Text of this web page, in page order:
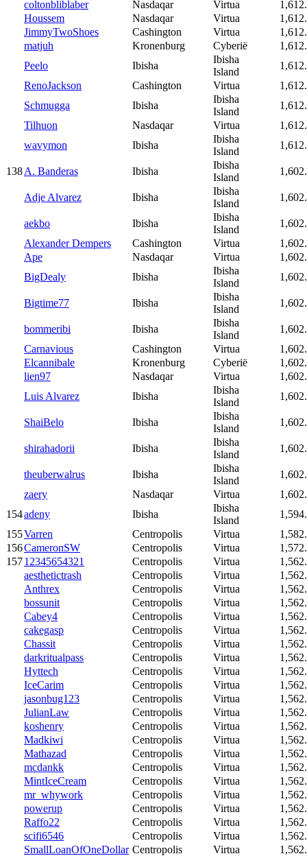
coltonbliblaber
Nasdaqar Virtua
Houssem
Nasdaqar Virtua
JimmyTwoShoes
Cashington Virtua
matjuh
Kronenburg Cyberië
Peelo
Ibisha
Ibisha
Island
RenoJackson
Cashington Virtua
Schmugga
Ibisha
Ibisha
Island
Tilhuon
Nasdaqar Virtua
wavymon
Ibisha
Ibisha
Island
138A. Banderas Ibisha
Ibisha
Island
Adje Alvarez Ibisha
Ibisha
Island
aekbo Ibisha
Ibisha
Island
Alexander Dempers
Cashington Virtua
Ape
Nasdaqar Virtua
BigDealy
Ibisha
Ibisha
Island
Bigtime77 Ibisha
Ibisha
Island
bommeribi Ibisha
Ibisha
Island
Carnavious
Cashington Virtua
Elcannibale
Kronenburg Cyberië
lien97
Nasdaqar Virtua
Luis Alvarez
Ibisha
Ibisha
Island
ShaiBelo Ibisha
Ibisha
Island
shirahadorii Ibisha
Ibisha
Island
theuberwalrus Ibisha
Ibisha
Island
zaery
Nasdaqar Virtua
154adeny Ibisha
Ibisha
Island
155Varren Centropolis Virtua
156CameronSW Centropolis Virtua
15712345654321 Centropolis Virtua
aesthetictrash
Centropolis Virtua
Anthrex
Centropolis Virtua
bossunit
Centropolis Virtua
Cabey4
Centropolis Virtua
cakegasp
Centropolis Virtua
Chassit
Centropolis Virtua
darkritualpass
Centropolis Virtua
Hyttech
Centropolis Virtua
IceCarim
Centropolis Virtua
jasonbug123
Centropolis Virtua
JulianLaw
Centropolis Virtua
koshenry
Centropolis Virtua
Madkiwi
Centropolis Virtua
Mathazad
Centropolis Virtua
mcdankk
Centropolis Virtua
MintIceCream
Centropolis Virtua
mr_whywork
Centropolis Virtua
powerup
Centropolis Virtua
Raffo22
Centropolis Virtua
scifi6546
Centropolis Virtua
SmallLoanOfOneDollar Centropolis Virtua